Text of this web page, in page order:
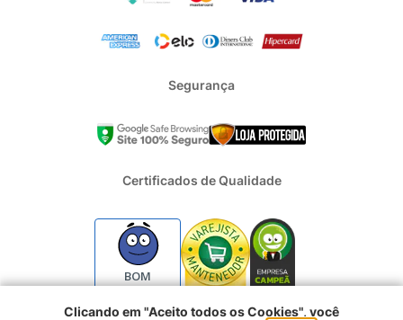
Segurança
Certificados de Qualidade
BOM
Clicando em "Aceito todos os Cookies", você